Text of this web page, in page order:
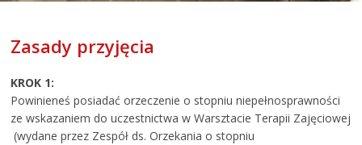
Zasady przyjęcia
KROK 1:
Powinieneś posiadać orzeczenie o stopniu niepełnosprawności
ze wskazaniem do uczestnictwa w Warsztacie Terapii Zajęciowej
(wydane przez Zespół ds. Orzekania o stopniu